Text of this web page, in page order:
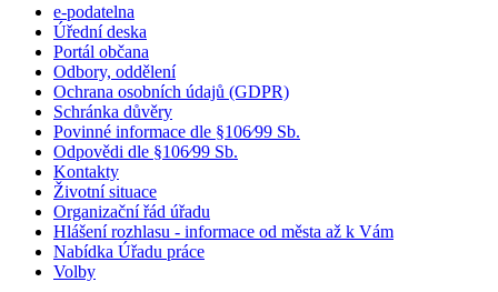
e-podatelna
Úřední deska
Portál občana
Odbory, oddělení
Ochrana osobních údajů (GDPR)
Schránka důvěry
Povinné informace dle §106⁄99 Sb.
Odpovědi dle §106⁄99 Sb.
Kontakty
Životní situace
Organizační řád úřadu
Hlášení rozhlasu - informace od města až k Vám
Nabídka Úřadu práce
Volby